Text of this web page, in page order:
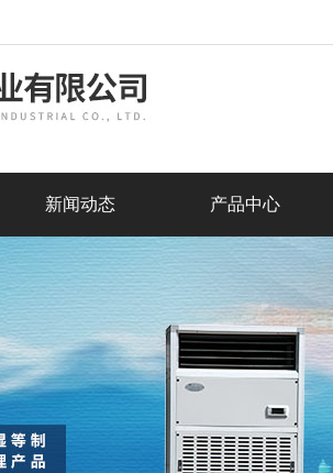
新闻动态 产品中心